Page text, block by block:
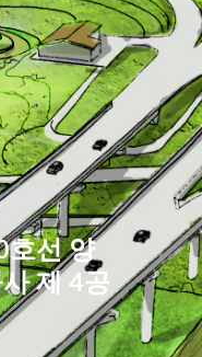
호선 양
제 4공